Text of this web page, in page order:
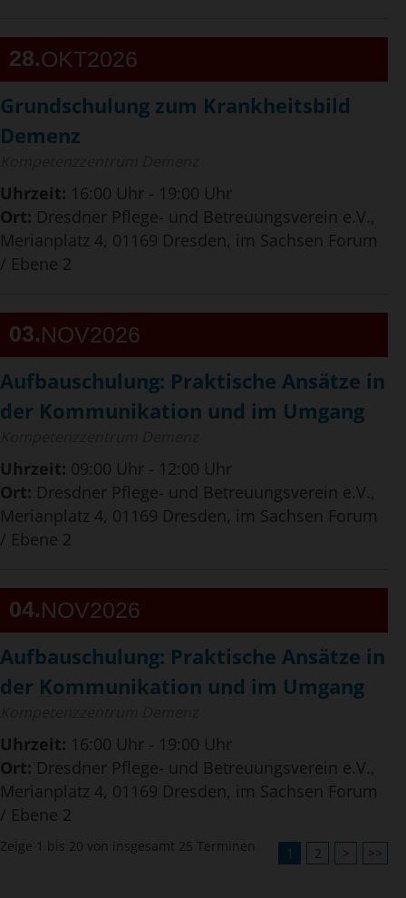
28 OKT2026
Grundschulung zum Krankheitsbild
Demenz
Uhrzeit: 16:00 Uhr - 19:00 Uhr
Ort: Dresdner Pflege- und Betreuungsverein e.V.,
Merianplatz 4, 01169 Dresden, im Sachsen Forum
/ Ebene 2
03 NOV2026
Aufbauschulung: Praktische Ansätze in
der Kommunikation und im Umgang
Uhrzeit: 09:00 Uhr - 12:00 Uhr
Ort: Dresdner Pflege- und Betreuungsverein e.V.,
Merianplatz 4, 01169 Dresden, im Sachsen Forum
/ Ebene 2
04 NOV2026
Aufbauschulung: Praktische Ansätze in
der Kommunikation und im Umgang
Uhrzeit: 16:00 Uhr - 19:00 Uhr
Ort: Dresdner Pflege- und Betreuungsverein e.V.,
Merianplatz 4, 01169 Dresden, im Sachsen Forum
/ Ebene 2
Zeige 1 bis 20 von insgesamt 25 Terminen 1 2 > >>